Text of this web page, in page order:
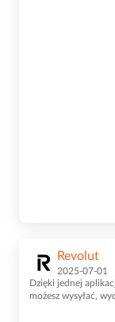
Revolut
2025-07-01
Dzięki jednej
możesz wysyłać,